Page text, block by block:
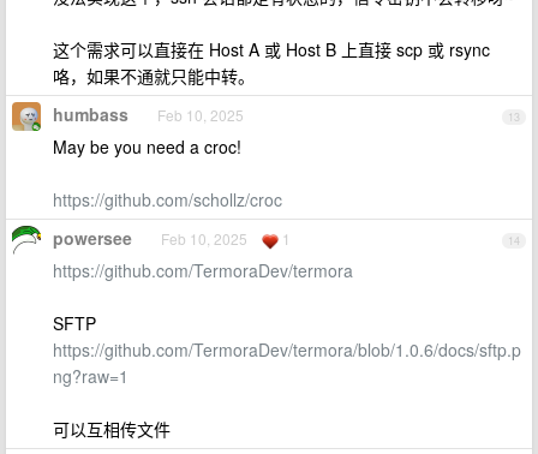
这个需求可以直接在 Host A 或 Host B 上直接 scp 或 rsync
咯，如果不通就只能中转。
13
humbass Feb 10, 2025
May be you need a croc!
https://github.com/schollz/croc
14
powersee Feb 10, 2025 1
https://github.com/TermoraDev/termora
SFTP
https://github.com/TermoraDev/termora/blob/1.0.6/docs/sftp.p
ng?raw=1
可以互相传文件